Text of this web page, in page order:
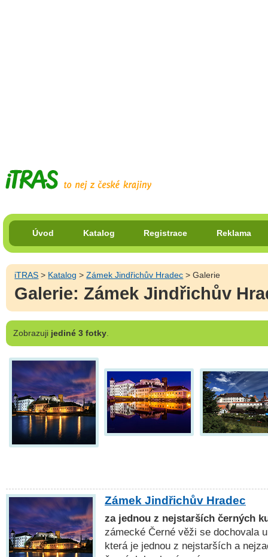
Úvod Katalog Registrace Reklama
iTRAS > Katalog >Zámek Jindřichův Hradec > Galerie
Galerie: Zámek Jindřichův
Zobrazuji jediné 3 fotky.
Zámek Jindřichův Hradec
za jednou z nejstarších černých
zámecké Černé věži se dochovala
která je jednou z nejstarších a